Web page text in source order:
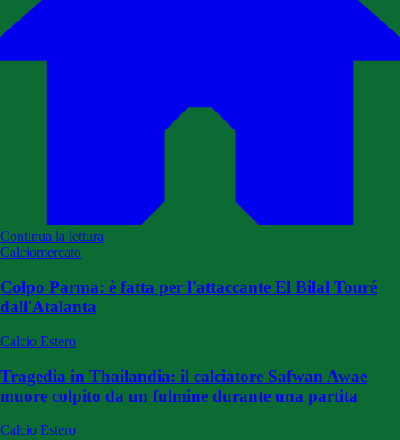
Continua la lettura
Calciomercato
Colpo Parma: è fatta per l'attaccante El Bilal Touré
dall'Atalanta
Calcio Estero
Tragedia in Thailandia: il calciatore Safwan Awae
muore colpito da un fulmine durante una partita
Calcio Estero